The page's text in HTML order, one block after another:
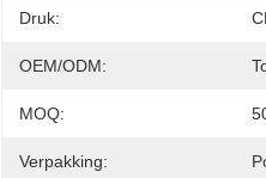
Druk:
OEM/ODM:
MOQ:
Verpakking: